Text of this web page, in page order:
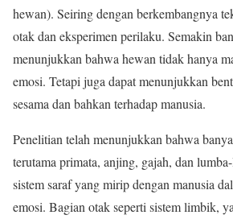
hewan). Seiring dengan berkembangnya
otak dan eksperimen perilaku. Semakin
menunjukkan bahwa hewan tidak hanya
emosi. Tetapi juga dapat menunjukkan
sesama dan bahkan terhadap manusia.
Penelitian telah menunjukkan bahwa
terutama primata, anjing, gajah, dan
sistem saraf yang mirip dengan manusia
emosi. Bagian otak seperti sistem limbik,